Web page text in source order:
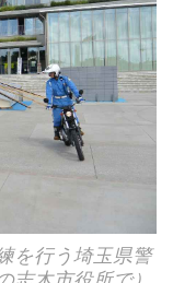
を行う埼玉県警